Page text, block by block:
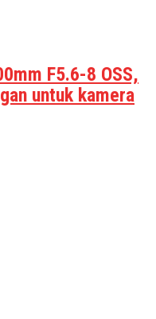
F5.6-8 OSS,
untuk kamera